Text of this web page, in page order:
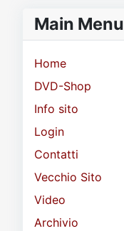
Main Menu
Home
DVD-Shop
Info sito
Login
Contatti
Vecchio Sito
Video
Archivio